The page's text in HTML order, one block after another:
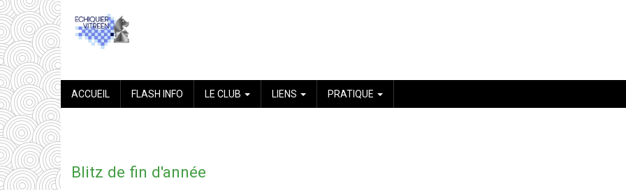
Aller
au
contenu
principal
NAVIGATION
PRINCIPALE
ACCUEIL FLASH INFO LE CLUB LIENS PRATIQUE
Blitz de fin d'année